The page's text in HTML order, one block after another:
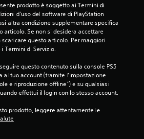
prodotto è soggetto ai Termini di
d'uso del software di PlayStation
altra condizione supplementare specifica
articolo. Se non si desidera accettare
questo articolo. Per maggiori
Termini di Servizio.
questo contenuto sulla console PS5
al tuo account (tramite l'impostazione
e riproduzione offline”) e su qualsiasi
effettui il login con lo stesso account.
prodotto, leggere attentamente le